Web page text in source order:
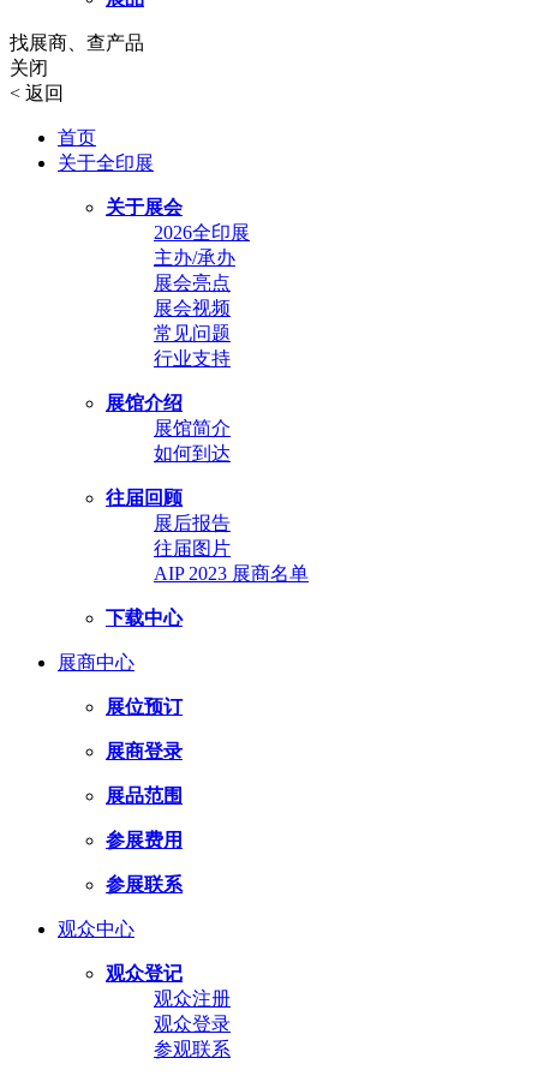
找展商、查产品
关闭
< 返回
首页
关于全印展
关于展会
2026全印展
主办/承办
展会亮点
展会视频
常见问题
行业支持
展馆介绍
展馆简介
如何到达
往届回顾
展后报告
往届图片
AIP 2023 展商名单
下载中心
展商中心
展位预订
展商登录
展品范围
参展费用
参展联系
观众中心
观众登记
观众注册
观众登录
参观联系